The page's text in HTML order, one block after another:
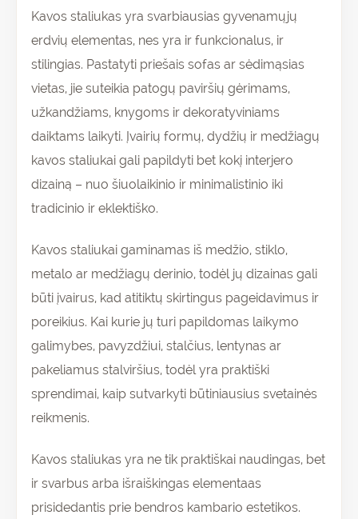
Kavos staliukas yra svarbiausias gyvenamųjų
erdvių elementas, nes yra ir funkcionalus, ir
stilingias. Pastatyti priešais sofas ar sėdimąsias
vietas, jie suteikia patogų paviršių gėrimams,
užkandžiams, knygoms ir dekoratyviniams
daiktams laikyti. Įvairių formų, dydžių ir medžiagų
kavos staliukai gali papildyti bet kokį interjero
dizainą – nuo šiuolaikinio ir minimalistinio iki
tradicinio ir eklektiško.
Kavos staliukai gaminamas iš medžio, stiklo,
metalo ar medžiagų derinio, todėl jų dizainas gali
būti įvairus, kad atitiktų skirtingus pageidavimus ir
poreikius. Kai kurie jų turi papildomas laikymo
galimybes, pavyzdžiui, stalčius, lentynas ar
pakeliamus stalviršius, todėl yra praktiški
sprendimai, kaip sutvarkyti būtiniausius svetainės
reikmenis.
Kavos staliukas yra ne tik praktiškai naudingas, bet
ir svarbus arba išraiškingas elementaas
prisidedantis prie bendros kambario estetikos.